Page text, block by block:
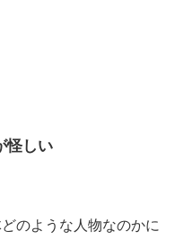
怪しい
のような人物なのかに